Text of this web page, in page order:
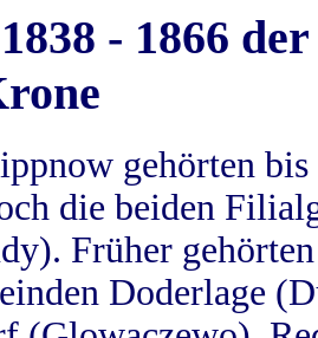
- 1866
gehörten
die beiden
Früher
Doderlage